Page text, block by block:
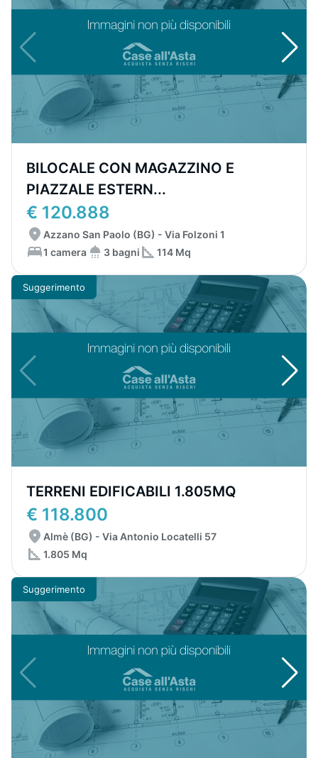
BILOCALE CON MAGAZZINO E
PIAZZALE ESTERN...
€ 120.888
Azzano San Paolo (BG) - Via Folzoni 1
1 camera
3 bagni 114 Mq
Suggerimento
TERRENI EDIFICABILI 1.805MQ
€ 118.800
Almè (BG) - Via Antonio Locatelli 57
1.805 Mq
Suggerimento